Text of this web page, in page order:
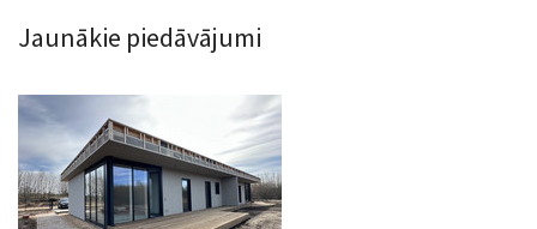
Jaunākie piedāvājumi